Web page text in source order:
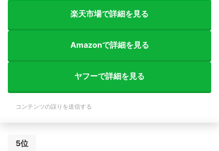
楽天市場で詳細を見る
Amazonで詳細を見る
ヤフーで詳細を見る
コンテンツの誤りを送信する
5位